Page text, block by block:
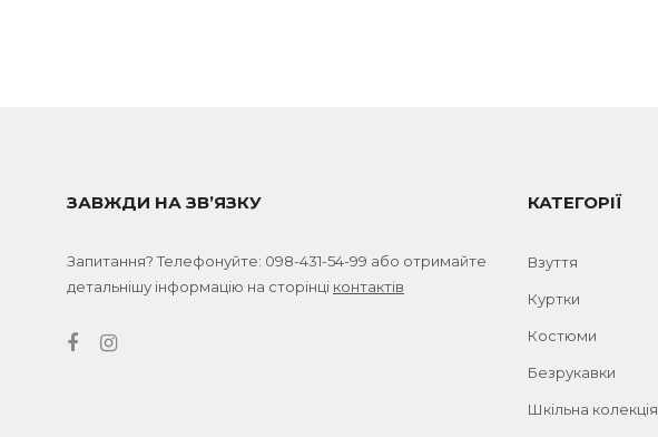
ЗАВЖДИ НА ЗВ’ЯЗКУ
Запитання? Телефонуйте: 098-431-54-99 або отримайте
детальнішу інформацію на сторінці контактів
КАТЕГОРІЇ
Взуття
Куртки
Костюми
Безрукавки
Шкільна колекція